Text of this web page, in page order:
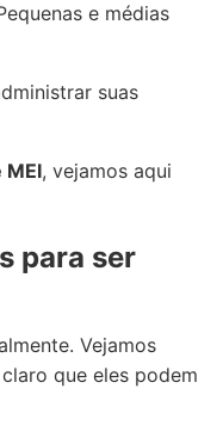
e médias
suas
MEI, vejamos aqui
para ser
Vejamos
que eles podem